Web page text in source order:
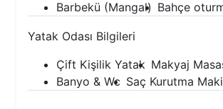
Barbekü (Mangal) Bahçe
Yatak Odası Bilgileri
Çift Kişilik Yatak Makyaj
Banyo & Wc Saç Kurutma